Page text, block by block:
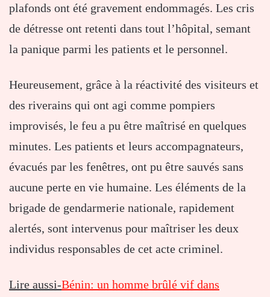
plafonds ont été gravement endommagés. Les cris
de détresse ont retenti dans tout l’hôpital, semant
la panique parmi les patients et le personnel.
Heureusement, grâce à la réactivité des visiteurs et
des riverains qui ont agi comme pompiers
improvisés, le feu a pu être maîtrisé en quelques
minutes. Les patients et leurs accompagnateurs,
évacués par les fenêtres, ont pu être sauvés sans
aucune perte en vie humaine. Les éléments de la
brigade de gendarmerie nationale, rapidement
alertés, sont intervenus pour maîtriser les deux
individus responsables de cet acte criminel.
Lire aussi-Bénin: un homme brûlé vif dans